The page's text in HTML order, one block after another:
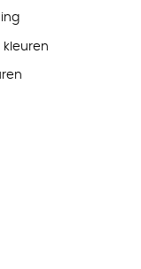
kleuren